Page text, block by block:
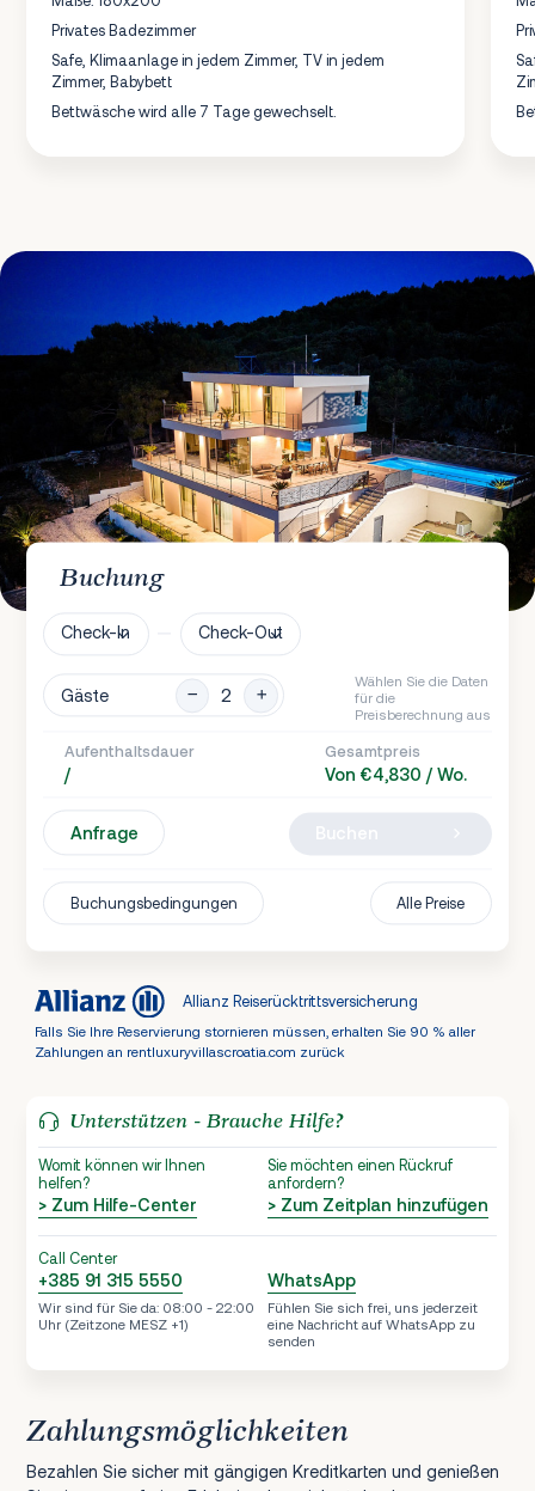
Privates Badezimmer
Safe, Klimaanlage in jedem Zimmer, TV in jedem
Zimmer, Babybett
Bettwäsche wird alle 7 Tage gewechselt.
Buchung
Check-In Check-Out
Gäste
Wählen Sie die Daten
für die
Preisberechnung aus
Aufenthaltsdauer
/
Gesamtpreis
Von €4,830 / Wo.
Anfrage
Buchungsbedingungen Alle Preise
Allianz Reiserücktrittsversicherung
Falls Sie Ihre Reservierung stornieren müssen, erhalten Sie 90 % aller
Zahlungen an rentluxuryvillascroatia.com zurück
Unterstützen - Brauche Hilfe?
Womit können wir Ihnen
helfen?
> Zum Hilfe-Center
Sie möchten einen Rückruf
anfordern?
> Zum Zeitplan hinzufügen
Call Center
+385 91 315 5550
Wir sind für Sie da: 08:00 - 22:00
Uhr (Zeitzone MESZ +1)
WhatsApp
Fühlen Sie sich frei, uns jederzeit
eine Nachricht auf WhatsApp zu
senden
Zahlungsmöglichkeiten
Bezahlen Sie sicher mit gängigen Kreditkarten und genießen